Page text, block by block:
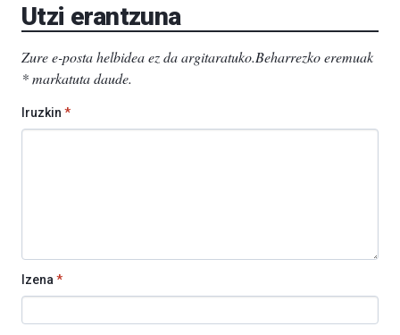
Utzi erantzuna
Zure e-posta helbidea ez da argitaratuko.Beharrezko eremuak
*markatuta daude.
Iruzkin *
Izena*